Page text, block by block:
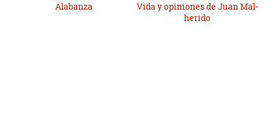
Alabanza
Vida y opiniones de Juan Mal-
herido